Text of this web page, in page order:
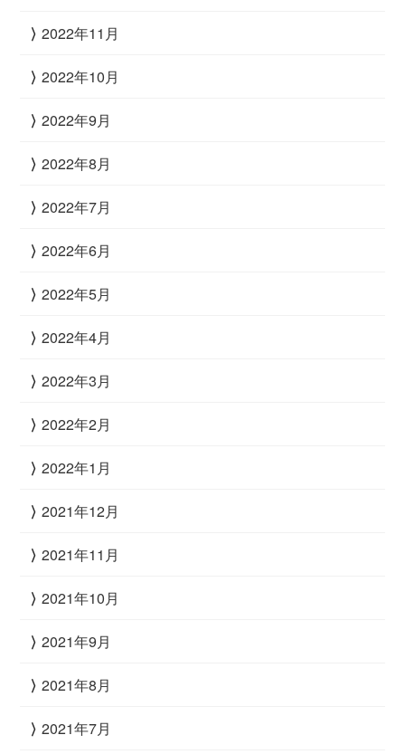
2022年11月
2022年10月
2022年9月
2022年8月
2022年7月
2022年6月
2022年5月
2022年4月
2022年3月
2022年2月
2022年1月
2021年12月
2021年11月
2021年10月
2021年9月
2021年8月
2021年7月